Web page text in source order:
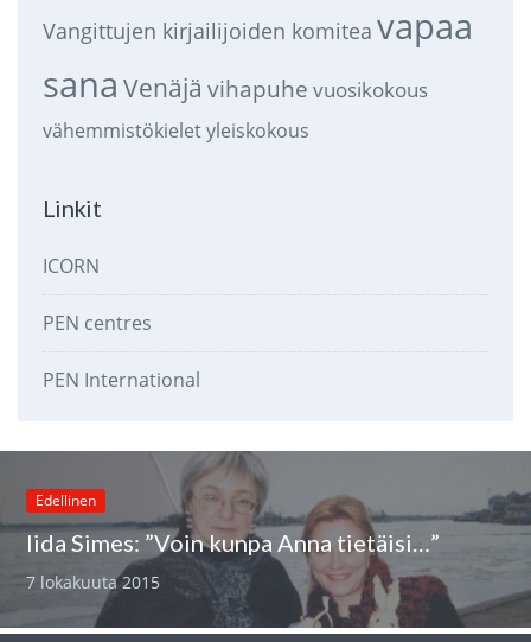
Vangittujen kirjailijoiden komitea vapaa
sana Venäjä vihapuhe vuosikokous
vähemmistökieletyleiskokous
Linkit
ICORN
PEN centres
PEN International
Edellinen
Iida Simes: ”Voin kunpa Anna tietäisi…”
7 lokakuuta 2015